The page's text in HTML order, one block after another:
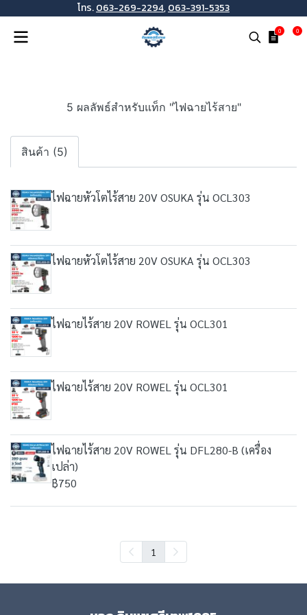
โทร.063-269-2294,063-391-5353
0 0
5 ผลลัพธ์สำหรับแท็ก "ไฟฉายไร้สาย"
สินค้า (5)
ไฟฉายหัวโตไร้สาย 20V OSUKA รุ่น OCL303
ไฟฉายหัวโตไร้สาย 20V OSUKA รุ่น OCL303
ไฟฉายไร้สาย 20V ROWEL รุ่น OCL301
ไฟฉายไร้สาย 20V ROWEL รุ่น OCL301
ไฟฉายไร้สาย 20V ROWEL รุ่น DFL280-B (เครื่อง
เปล่า)
฿750
1